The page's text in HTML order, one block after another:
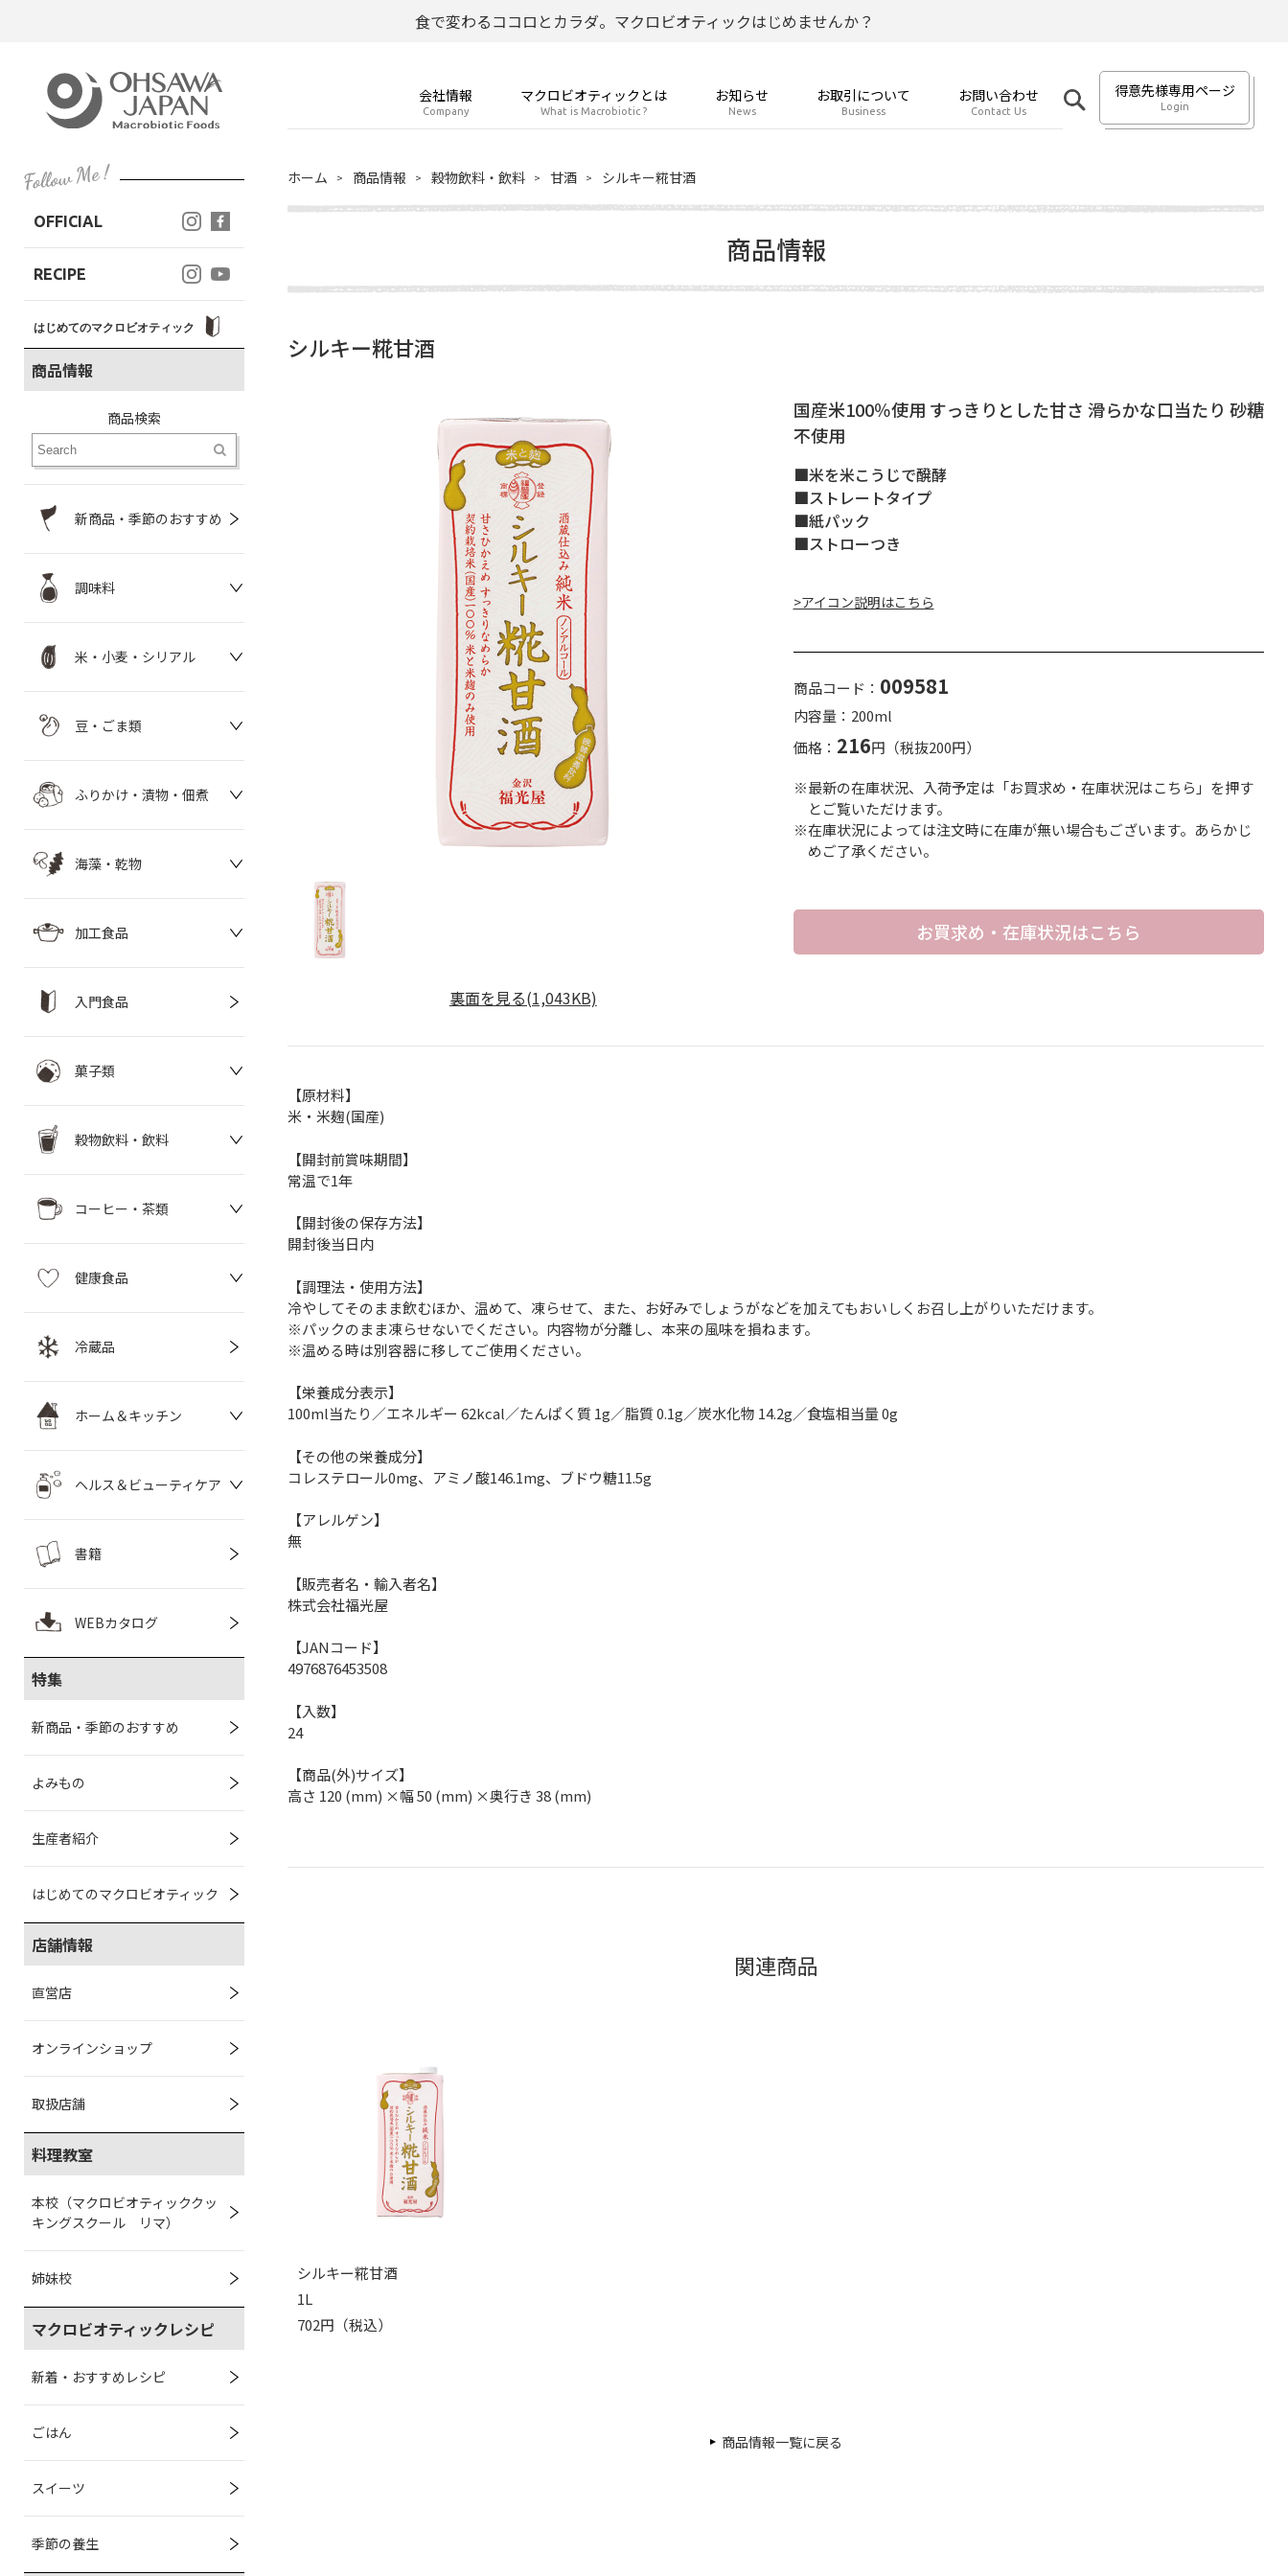
食で変わるココロとカラダ。マクロビオティックはじめませんか？
会社情報
Company
マクロビオティックとは
What is Macrobiotic ?
お知らせ
News
お取引について
Business
お問い合わせ
Contact Us
得意先様専用ページ
Login
OFFICIAL
RECIPE
はじめてのマクロビオティック
商品情報
商品検索
新商品・季節のおすすめ
調味料
米・小麦・シリアル
豆・ごま類
ふりかけ・漬物・佃煮
海藻・乾物
加工食品
入門食品
菓子類
穀物飲料・飲料
コーヒー・茶類
健康食品
冷蔵品
ホーム＆キッチン
ヘルス＆ビューティケア
書籍
WEBカタログ
特集
新商品・季節のおすすめ
よみもの
生産者紹介
はじめてのマクロビオティック
店舗情報
直営店
オンラインショップ
取扱店舗
料理教室
本校（マクロビオティッククッ
キングスクール リマ）
姉妹校
マクロビオティックレシピ
新着・おすすめレシピ
ごはん
スイーツ
季節の養生
ホーム 商品情報 穀物飲料・飲料 甘酒 シルキー糀甘酒
商品情報
シルキー糀甘酒
裏面を見る(1,043KB)
国産米100％使用 すっきりとした甘さ 滑らかな口当たり 砂糖
不使用
■米を米こうじで醗酵
■ストレートタイプ
■紙パック
■ストローつき
>アイコン説明はこちら
商品コード： 009581
内容量：200ml
価格： 216円（税抜200円）
※最新の在庫状況、入荷予定は「お買求め・在庫状況はこちら」を押す
とご覧いただけます。
※在庫状況によっては注文時に在庫が無い場合もございます。あらかじ
めご了承ください。
お買求め・在庫状況はこちら
【原材料】
米・米麹(国産)
【開封前賞味期間】
常温で1年
【開封後の保存方法】
開封後当日内
【調理法・使用方法】
冷やしてそのまま飲むほか、温めて、凍らせて、また、お好みでしょうがなどを加えてもおいしくお召し上がりいただけます。
※パックのまま凍らせないでください。内容物が分離し、本来の風味を損ねます。
※温める時は別容器に移してご使用ください。
【栄養成分表示】
100ml当たり／エネルギー 62kcal／たんぱく質 1g／脂質 0.1g／炭水化物 14.2g／食塩相当量 0g
【その他の栄養成分】
コレステロール0mg、アミノ酸146.1mg、ブドウ糖11.5g
【アレルゲン】
無
【販売者名・輸入者名】
株式会社福光屋
【JANコード】
4976876453508
【入数】
24
【商品(外)サイズ】
高さ 120 (mm) ×幅 50 (mm) ×奥行き 38 (mm)
関連商品
シルキー糀甘酒
1L
702円（税込）
商品情報一覧に戻る